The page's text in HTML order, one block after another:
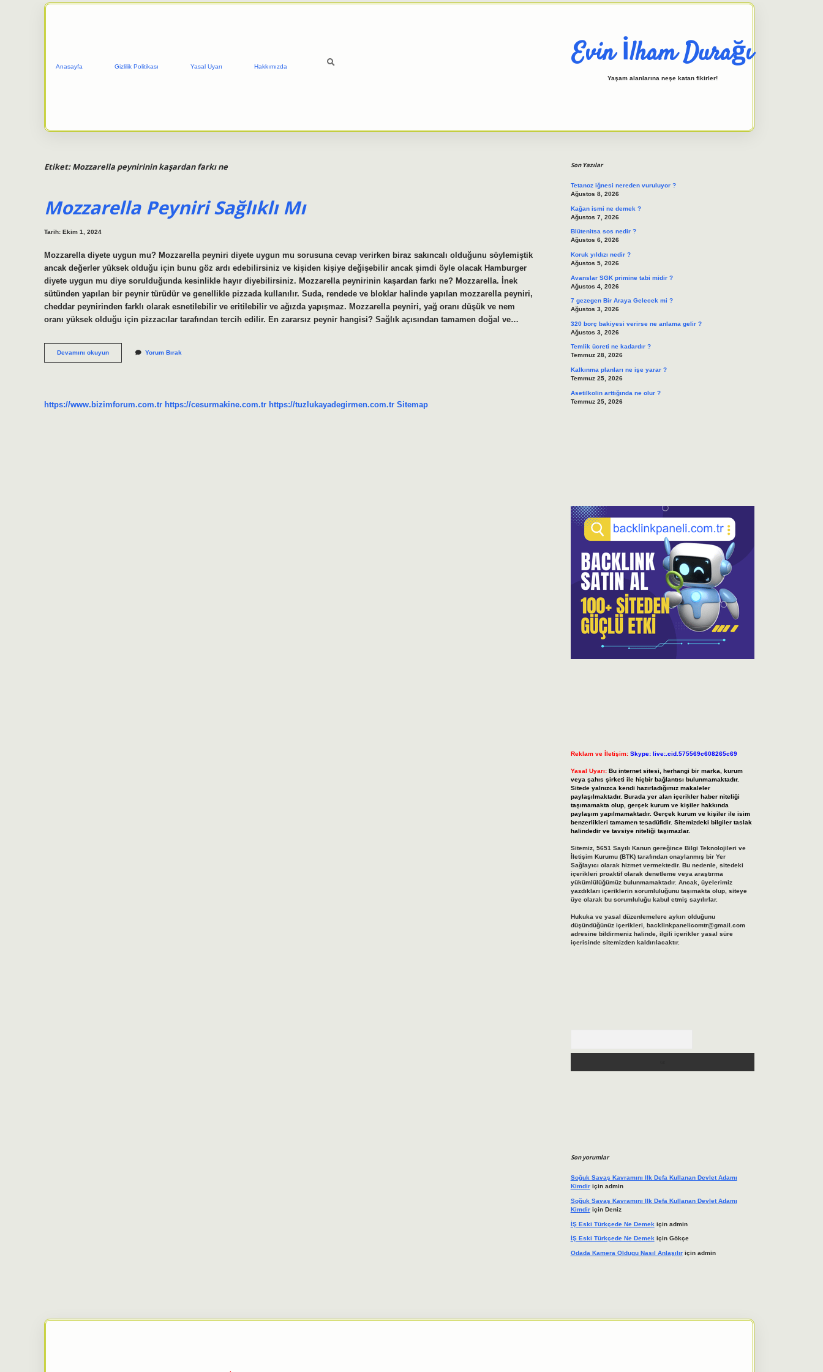
Anasayfa Gizlilik Politikası Yasal Uyarı Hakkımızda Evin İlham Durağı
Yaşam alanlarına neşe katan fikirler!
Etiket:Mozzarella peynirinin kaşardan farkı ne
Mozzarella Peyniri Sağlıklı Mı
Tarih: Ekim 1, 2024
Mozzarella diyete uygun mu? Mozzarella peyniri diyete uygun mu sorusuna cevap verirken biraz sakıncalı olduğunu söylemiştik
ancak değerler yüksek olduğu için bunu göz ardı edebilirsiniz ve kişiden kişiye değişebilir ancak şimdi öyle olacak Hamburger
diyete uygun mu diye sorulduğunda kesinlikle hayır diyebilirsiniz. Mozzarella peynirinin kaşardan farkı ne? Mozzarella. İnek
sütünden yapılan bir peynir türüdür ve genellikle pizzada kullanılır. Suda, rendede ve bloklar halinde yapılan mozzarella peyniri,
cheddar peynirinden farklı olarak esnetilebilir ve eritilebilir ve ağızda yapışmaz. Mozzarella peyniri, yağ oranı düşük ve nem
oranı yüksek olduğu için pizzacılar tarafından tercih edilir. En zararsız peynir hangisi? Sağlık açısından tamamen doğal ve…
Devamını okuyunMozzarella
Peyniri
Yorum Bırak
https://www.bizimforum.com.tr https://cesurmakine.com.tr https://tuzlukayadegirmen.com.tr Sitemap
Son Yazılar
Tetanoz iğnesi nereden vuruluyor ?
Ağustos 8, 2026
Kağan ismi ne demek ?
Ağustos 7, 2026
Blütenitsa sos nedir ?
Ağustos 6, 2026
Koruk yıldızı nedir ?
Ağustos 5, 2026
Avanslar SGK primine tabi midir ?
Ağustos 4, 2026
7 gezegen Bir Araya Gelecek mi ?
Ağustos 3, 2026
320 borç bakiyesi verirse ne anlama gelir ?
Ağustos 3, 2026
Temlik ücreti ne kadardır ?
Temmuz 28, 2026
Kalkınma planları ne işe yarar ?
Temmuz 25, 2026
Asetilkolin arttığında ne olur ?
Temmuz 25, 2026
Reklam ve İletişim: Skype: live:.cid.575569c608265c69
Yasal Uyarı: Bu internet sitesi, herhangi bir marka, kurum
veya şahıs şirketi ile hiçbir bağlantısı bulunmamaktadır.
Sitede yalnızca kendi hazırladığımız makaleler
paylaşılmaktadır. Burada yer alan içerikler haber niteliği
taşımamakta olup, gerçek kurum ve kişiler hakkında
paylaşım yapılmamaktadır. Gerçek kurum ve kişiler ile isim
benzerlikleri tamamen tesadüfidir. Sitemizdeki bilgiler taslak
halindedir ve tavsiye niteliği taşımazlar.
Sitemiz, 5651 Sayılı Kanun gereğince Bilgi Teknolojileri ve
İletişim Kurumu (BTK) tarafından onaylanmış bir Yer
Sağlayıcı olarak hizmet vermektedir. Bu nedenle, sitedeki
içerikleri proaktif olarak denetleme veya araştırma
yükümlülüğümüz bulunmamaktadır. Ancak, üyelerimiz
yazdıkları içeriklerin sorumluluğunu taşımakta olup, siteye
üye olarak bu sorumluluğu kabul etmiş sayılırlar.
Hukuka ve yasal düzenlemelere aykırı olduğunu
düşündüğünüz içerikleri, backlinkpanelicomtr@gmail.com
adresine bildirmeniz halinde, ilgili içerikler yasal süre
içerisinde sitemizden kaldırılacaktır.
Son yorumlar
Soğuk Savaş Kavramını Ilk Defa Kullanan Devlet Adamı
Kimdiriçin admin
Soğuk Savaş Kavramını Ilk Defa Kullanan Devlet Adamı
Kimdiriçin Deniz
İŞ Eski Türkçede Ne Demek için admin
İŞ Eski Türkçede Ne Demek için Gökçe
Odada Kamera Oldugu Nasıl Anlaşılıriçin admin